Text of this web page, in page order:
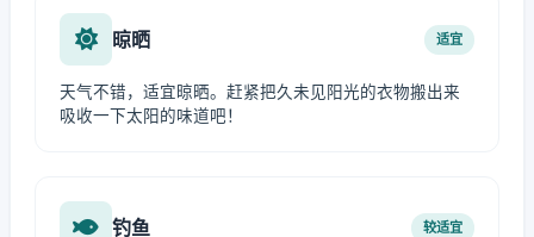
晾晒 适宜
天气不错，适宜晾晒。赶紧把久未见阳光的衣物搬出来
吸收一下太阳的味道吧！
钓鱼 较适宜